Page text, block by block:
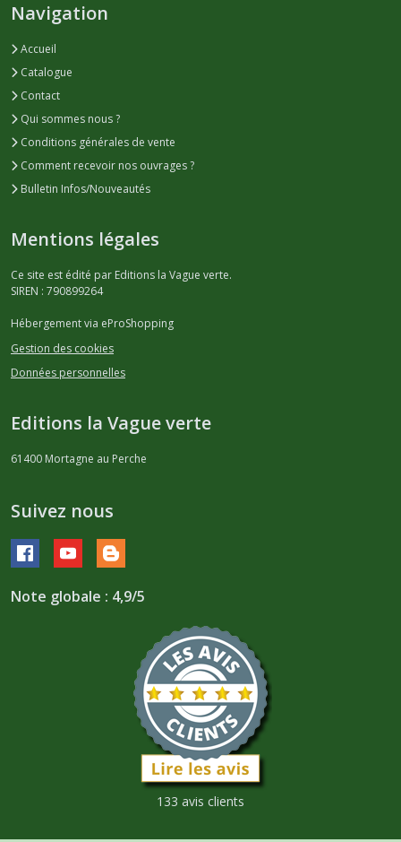
Navigation
Accueil
Catalogue
Contact
Qui sommes nous ?
Conditions générales de vente
Comment recevoir nos ouvrages ?
Bulletin Infos/Nouveautés
Mentions légales
Ce site est édité par Editions la Vague verte.
SIREN : 790899264
Hébergement via eProShopping
Gestion des cookies
Données personnelles
Editions la Vague verte
61400 Mortagne au Perche
Suivez nous
Note globale : 4,9/5
133 avis clients